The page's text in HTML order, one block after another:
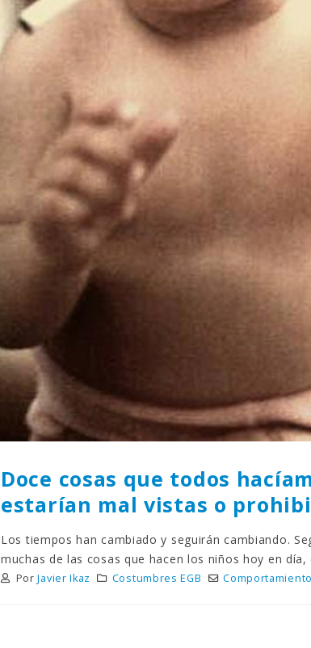
Doce cosas que todos
estarían mal vistas o
Los tiempos han cambiado y seguirán cambiando.
muchas de las cosas que hacen los niños hoy en día,
PorJavier Ikaz Costumbres EGB